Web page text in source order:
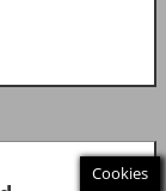
Cookies